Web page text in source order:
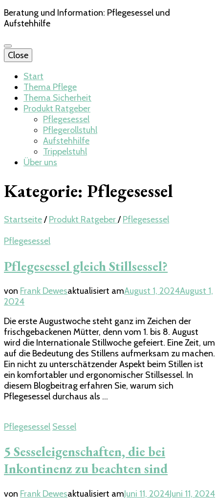
Beratung und Information: Pflegesessel und
Aufstehhilfe
Close
Start
Thema Pflege
Thema Sicherheit
Produkt Ratgeber
Pflegesessel
Pflegerollstuhl
Aufstehhilfe
Trippelstuhl
Über uns
Kategorie: Pflegesessel
Startseite/ Produkt Ratgeber/ Pflegesessel
Pflegesessel
Pflegesessel gleich Stillsessel?
von Frank Dewesaktualisiert amAugust 1, 2024August 1,
2024
Die erste Augustwoche steht ganz im Zeichen der
frischgebackenen Mütter, denn vom 1. bis 8. August
wird die Internationale Stillwoche gefeiert. Eine Zeit, um
auf die Bedeutung des Stillens aufmerksam zu machen.
Ein nicht zu unterschätzender Aspekt beim Stillen ist
ein komfortabler und ergonomischer Stillsessel. In
diesem Blogbeitrag erfahren Sie, warum sich
Pflegesessel durchaus als …
Pflegesessel Sessel
5 Sesseleigenschaften, die bei
Inkontinenz zu beachten sind
von Frank Dewesaktualisiert amJuni 11, 2024Juni 11, 2024